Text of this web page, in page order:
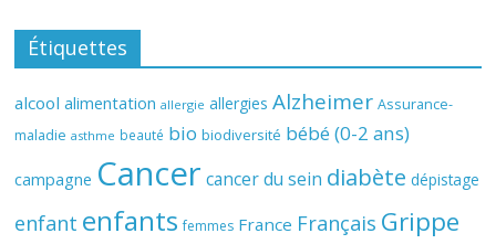
Étiquettes
alcool alimentation allergie allergies Alzheimer Assurance-
maladie asthme beauté bio biodiversité bébé (0-2 ans)
campagne Cancer cancer du sein diabète dépistage
enfant enfants femmes France Français Grippe